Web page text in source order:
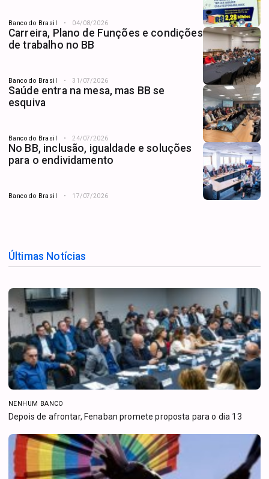
Banco do Brasil 04/08/2026
Carreira, Plano de Funções e condições
de trabalho no BB
Banco do Brasil 31/07/2026
Saúde entra na mesa, mas BB se
esquiva
Banco do Brasil 24/07/2026
No BB, inclusão, igualdade e soluções
para o endividamento
Banco do Brasil 17/07/2026
Últimas Notícias
NENHUM BANCO
Depois de afrontar, Fenaban promete proposta para o dia 13